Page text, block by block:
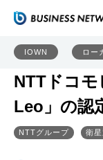
IOWN ロー
NTTドコ
Leo」の認
NTTグループ 衛